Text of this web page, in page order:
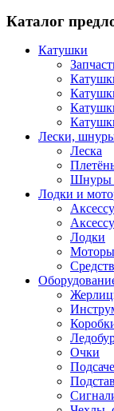
Каталог
Катушки
Лески,
Леска
Шнуры
Лодки и
Лодки
Моторы
Очки